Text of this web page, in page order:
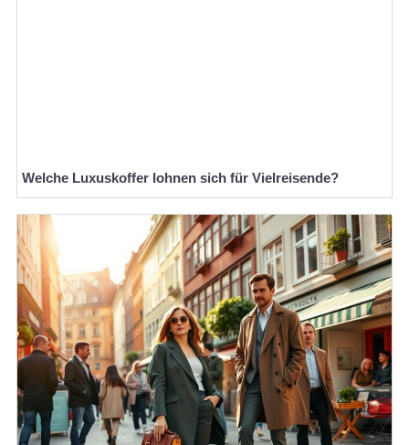
Welche Luxuskoffer lohnen sich für Vielreisende?